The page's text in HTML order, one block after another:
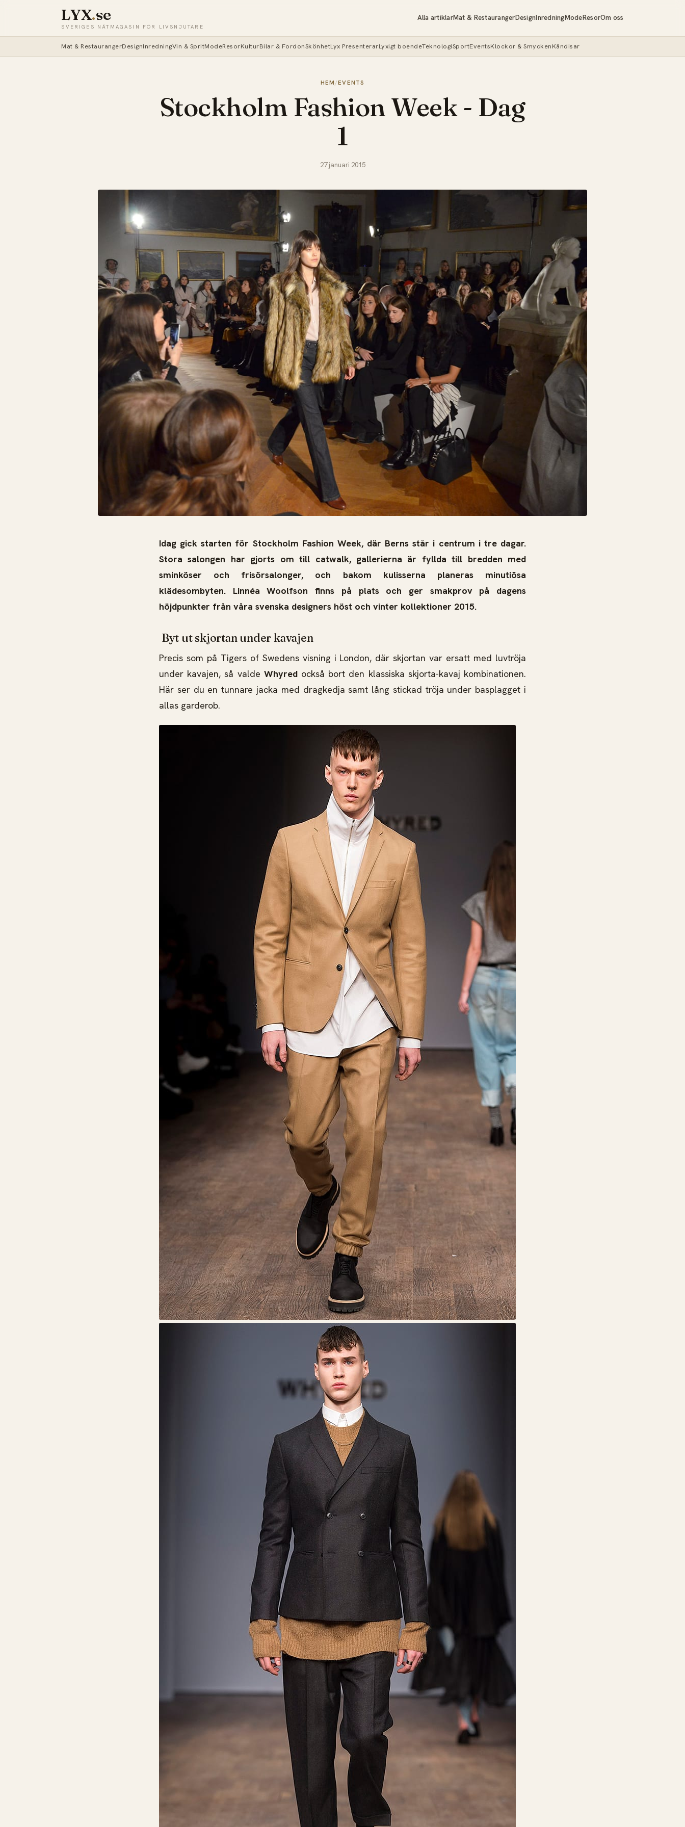
LYX.se
SVERIGES NÄTMAGASIN FÖR LIVSNJUTARE
Alla artiklarMat & RestaurangerDesignInredningModeResorOm oss
Mat & RestaurangerDesignInredningVin & SpritModeResorKulturBilar & FordonSkönhetLyx PresenterarLyxigt boendeTeknologiSportEventsKlockor & SmyckenKändisar
HEM/EVENTS
Stockholm Fashion Week - Dag
1
27 januari 2015
Idag gick starten för Stockholm Fashion Week, där Berns står i centrum i tre dagar.
Stora salongen har gjorts om till catwalk, gallerierna är fyllda till bredden med
sminköser och frisörsalonger, och bakom kulisserna planeras minutiösa
klädesombyten. Linnéa Woolfson finns på plats och ger smakprov på dagens
höjdpunkter från våra svenska designers höst och vinter kollektioner 2015.
Byt ut skjortan under kavajen
Precis som på Tigers of Swedens visning i London, där skjortan var ersatt med luvtröja
under kavajen, så valde Whyredockså bort den klassiska skjorta-kavaj kombinationen.
Här ser du en tunnare jacka med dragkedja samt lång stickad tröja under basplagget i
allas garderob.